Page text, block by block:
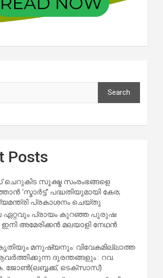
Search
Posts
സൂക്ഷ്മ സംരംഭങ്ങളെ
‘സ്മാര്‍ട്ട്’ പദ്ധതിയുമായി കേര;
പ്രകാശനം ചെയ്തു
ഏറ്റവും പ്രായം കുറഞ്ഞ പുരുഷ
അമേരിക്കൻ മലയാളി നേഥൻ
മനുഷ്യനും: വിവേകമില്ലാത്ത
ദുരന്തങ്ങളും : റവ.
ജോൺ(ലബ്ബക്ക്, ടെക്സാസ്)